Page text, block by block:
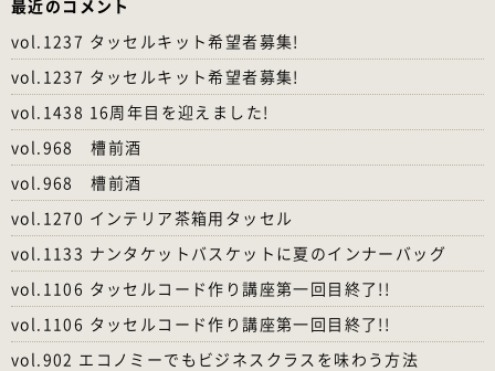
最近のコメント
vol.1237 タッセルキット希望者募集!
vol.1237 タッセルキット希望者募集!
vol.1438 16周年目を迎えました!
vol.968 槽前酒
vol.968 槽前酒
vol.1270 インテリア茶箱用タッセル
vol.1133 ナンタケットバスケットに夏のインナーバッグ
vol.1106 タッセルコード作り講座第一回目終了!!
vol.1106 タッセルコード作り講座第一回目終了!!
vol.902 エコノミーでもビジネスクラスを味わう方法